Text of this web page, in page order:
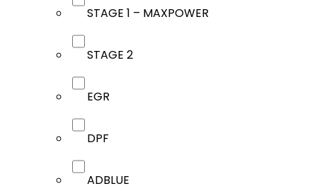
STAGE 1 – MAXPOWER
STAGE 2
EGR
DPF
ADBLUE